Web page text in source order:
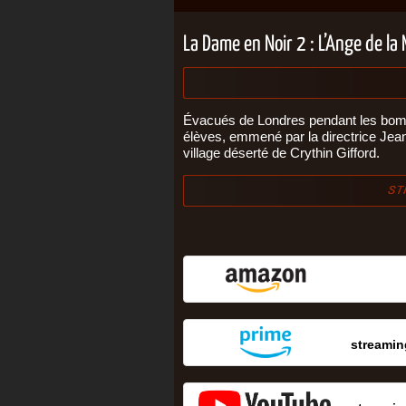
La Dame en Noir 2 : L’Ange de
Évacués de Londres pendant les
élèves, emmené par la directrice
village déserté de Crythin Gifford.